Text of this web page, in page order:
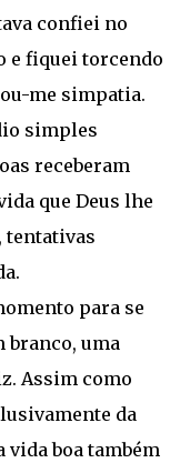
confiei no
e fiquei torcendo
me simpatia.
simples
receberam
que Deus lhe
tentativas
para se
branco, uma
Assim como
da
vida boa também